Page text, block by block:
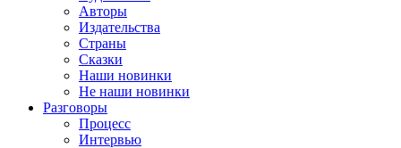
Авторы
Издательства
Страны
Сказки
Наши новинки
Не наши новинки
Разговоры
Процесс
Интервью